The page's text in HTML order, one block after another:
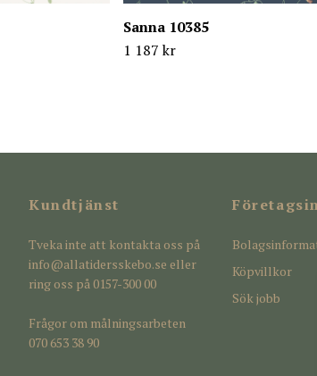
Sanna 10385
1 187 kr
Kundtjänst
Tveka inte att kontakta oss på
info@allatidersskebo.se eller
ring oss på 0157-300 00
Frågor om målningsarbeten
070 653 38 90
Köpvillkor
Sök jobb